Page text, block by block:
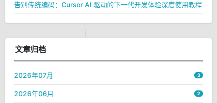
告别传统编码：Cursor AI 驱动的下一代开发体验深度使用教程
文章归档
2026年07月 3
2026年06月 2